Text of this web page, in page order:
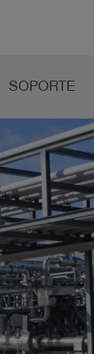
SOPORTE